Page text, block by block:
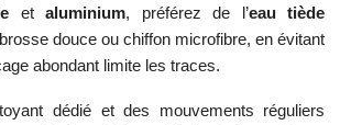
etaluminium, préférez de l’eau tiède
douce ou chiffon microfibre, en évitant
abondant limite les traces.
dédié et des mouvements réguliers